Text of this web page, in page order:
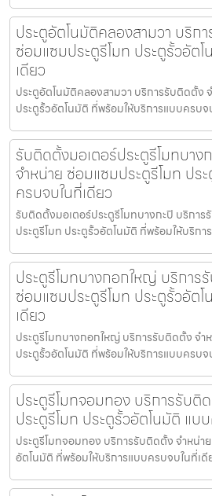
ประตูอัตโนมัติคลองสามวา บริก
ซ่อมแซมประตูรีโมท ประตูรั้วอัต
เดียว
ประตูอัตโนมัติคลองสามวา บริการรับติดตั้ง
ประตูรั้วอัตโนมัติ ที่พร้อมให้บริการแบบครบจ
รับติดตั้งมอเตอร์ประตูรีโมทบา
จำหน่าย ซ่อมแซมประตูรีโมท ปร
ครบจบในที่เดียว
รับติดตั้งมอเตอร์ประตูรีโมทบางกะปิ บริกา
ประตูรีโมท ประตูรั้วอัตโนมัติ ที่พร้อมให้บริก
ประตูรีโมทบางกอกใหญ่ บริการ
ซ่อมแซมประตูรีโมท ประตูรั้วอัต
เดียว
ประตูรีโมทบางกอกใหญ่ บริการรับติดตั้ง จำ
ประตูรั้วอัตโนมัติ ที่พร้อมให้บริการแบบครบจ
ประตูรีโมทจอมทอง บริการรับติ
ประตูรีโมท ประตูรั้วอัตโนมัติ แบ
ประตูรีโมทจอมทอง บริการรับติดตั้ง จำหน่า
อัตโนมัติ ที่พร้อมให้บริการแบบครบจบในที่เดี